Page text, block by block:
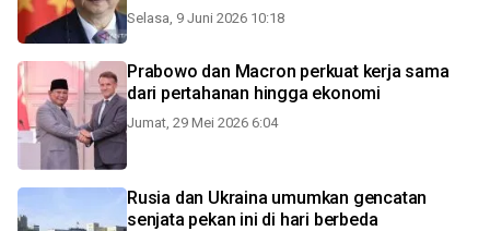
Selasa, 9 Juni 2026 10:18
Prabowo dan Macron perkuat kerja sama
dari pertahanan hingga ekonomi
Jumat, 29 Mei 2026 6:04
Rusia dan Ukraina umumkan gencatan
senjata pekan ini di hari berbeda